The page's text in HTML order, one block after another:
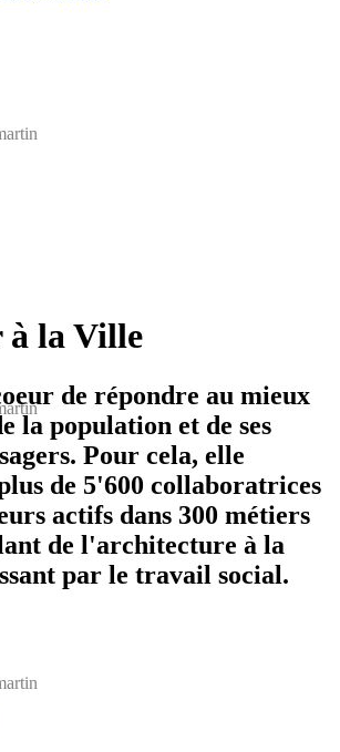
la Ville
de répondre au mieux
la population et de ses
Pour cela, elle
de 5'600 collaboratrices
actifs dans 300 métiers
de l'architecture à la
par le travail social.